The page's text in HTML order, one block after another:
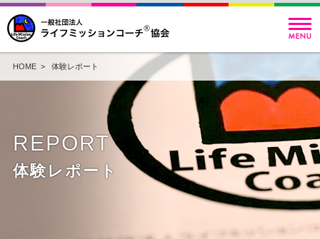
HOME> 体験レポート
REPORT
体験レポート